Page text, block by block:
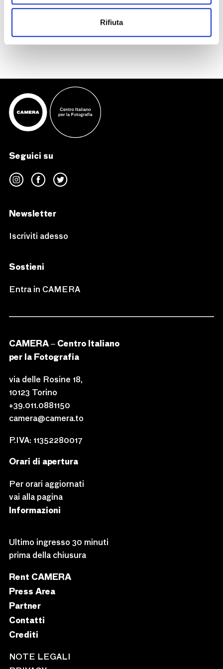
Rifiuta
inviato da Steinberg al fotografo.
Seguici su
Newsletter
Iscriviti adesso
Sostieni
Entra in CAMERA
CAMERA – Centro Italiano
per la Fotografia
via delle Rosine 18,
10123 Torino
+39.011.0881150
camera@camera.to
P.IVA: 11352280017
Orari di apertura
Per orari aggiornati
vai alla pagina
Informazioni
Ultimo ingresso 30 minuti
prima della chiusura
Rent CAMERA
Press Area
Partner
Contatti
Crediti
NOTE LEGALI